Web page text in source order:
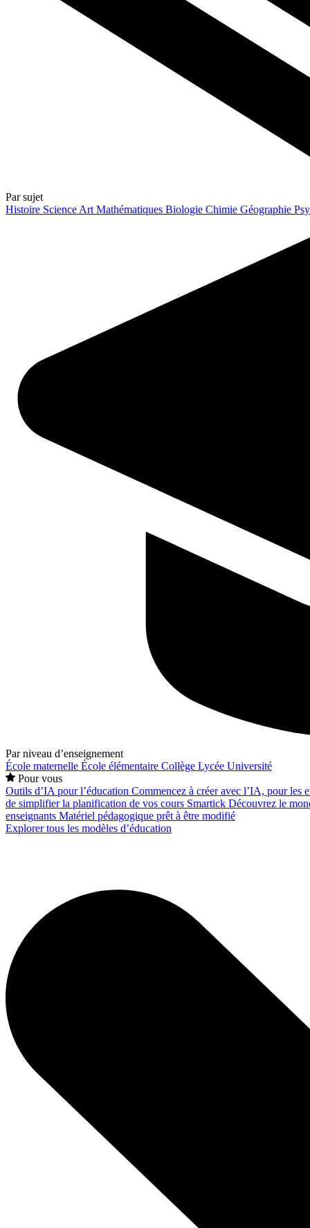
Par sujet
Histoire Science Art Mathématiques Biologie Chimie Géographie
Par niveau d’enseignement
École maternelle École élémentaire Collège Lycée Université
Pour vous
Outils d’IA pour l’éducation Commencez à créer avec l’IA, pour les
de simplifier la planification de vos cours Smartick Découvrez le
enseignants Matériel pédagogique prêt à être modifié
Explorer tous les modèles d’éducation